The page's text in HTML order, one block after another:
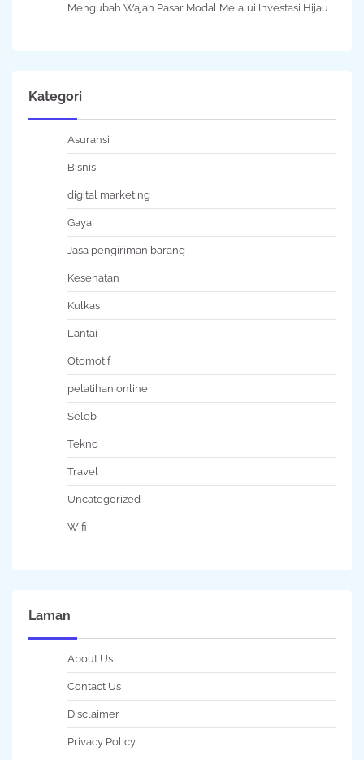
Mengubah Wajah Pasar Modal Melalui Investasi Hijau
Kategori
Asuransi
Bisnis
digital marketing
Gaya
Jasa pengiriman barang
Kesehatan
Kulkas
Lantai
Otomotif
pelatihan online
Seleb
Tekno
Travel
Uncategorized
Wifi
Laman
About Us
Contact Us
Disclaimer
Privacy Policy